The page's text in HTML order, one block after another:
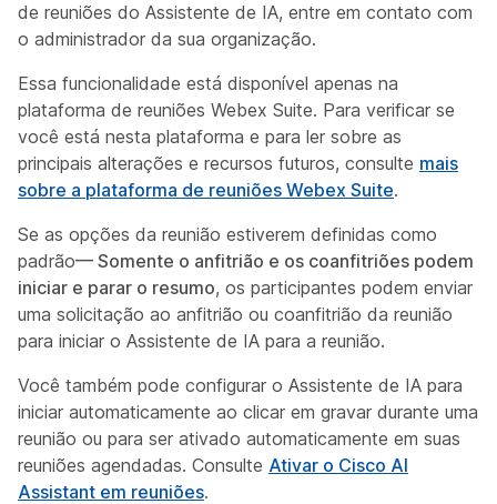
de reuniões do Assistente de IA, entre em contato com
o administrador da sua organização.
Essa funcionalidade está disponível apenas na
plataforma de reuniões Webex Suite. Para verificar se
você está nesta plataforma e para ler sobre as
principais alterações e recursos futuros, consulte mais
sobre a plataforma de reuniões Webex Suite.
Se as opções da reunião estiverem definidas como
padrão— Somente o anfitrião e os coanfitriões podem
iniciar e parar o resumo, os participantes podem enviar
uma solicitação ao anfitrião ou coanfitrião da reunião
para iniciar o Assistente de IA para a reunião.
Você também pode configurar o Assistente de IA para
iniciar automaticamente ao clicar em gravar durante uma
reunião ou para ser ativado automaticamente em suas
reuniões agendadas. Consulte Ativar o Cisco AI
Assistant em reuniões.